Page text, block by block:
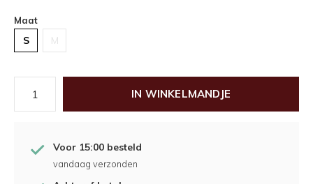
Maat
S M
IN WINKELMANDJE
Voor 15:00 besteld
vandaag verzonden